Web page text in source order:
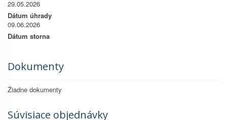
29.05.2026
Dátum úhrady
09.06.2026
Dátum storna
Dokumenty
Žiadne dokumenty
Súvisiace objednávky